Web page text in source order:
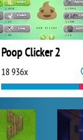
Poop Clicker 2
18 936x